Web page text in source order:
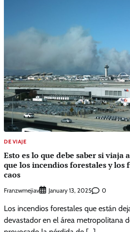
DE VIAJE
Esto es lo que debe saber si viaja
que los incendios forestales y los
caos
Franzwmejiav January 13, 2025 0
Los incendios forestales que están
devastador en el área metropolitana